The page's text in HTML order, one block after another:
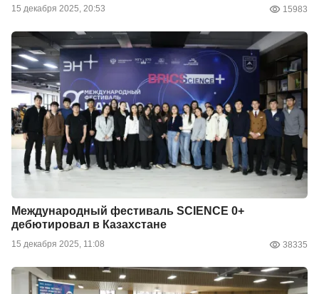
15 декабря 2025, 20:53 15983
Международный фестиваль SCIENCE 0+
дебютировал в Казахстане
15 декабря 2025, 11:08 38335